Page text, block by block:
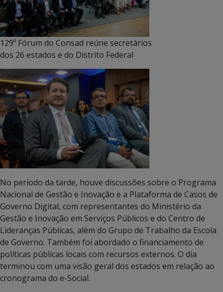
129º Fórum do Consad reúne secretários
dos 26 estados e do Distrito Federal
No período da tarde, houve discussões sobre o Programa
Nacional de Gestão e Inovação e a Plataforma de Casos de
Governo Digital, com representantes do Ministério da
Gestão e Inovação em Serviços Públicos e do Centro de
Lideranças Públicas, além do Grupo de Trabalho da Escola
de Governo. Também foi abordado o financiamento de
políticas públicas locais com recursos externos. O dia
terminou com uma visão geral dos estados em relação ao
cronograma do e-Social.